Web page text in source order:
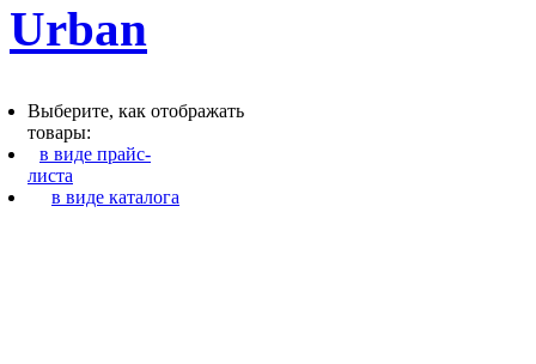
Urban
Выберите, как отображать
товары:
в виде прайс-
листа
в виде каталога